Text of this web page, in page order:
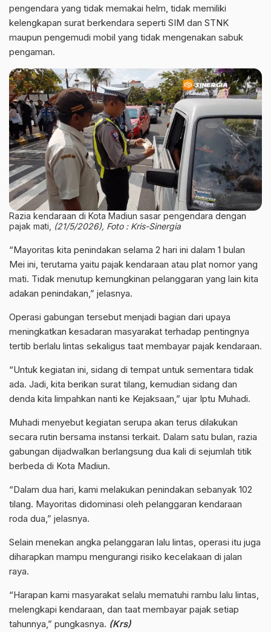
pengendara yang tidak memakai helm, tidak memiliki
kelengkapan surat berkendara seperti SIM dan STNK
maupun pengemudi mobil yang tidak mengenakan sabuk
pengaman.
Razia kendaraan di Kota Madiun sasar pengendara dengan
pajak mati,
(21/5/2026), Foto : Kris-Sinergia
“Mayoritas kita penindakan selama 2 hari ini dalam 1 bulan
Mei ini, terutama yaitu pajak kendaraan atau plat nomor yang
mati. Tidak menutup kemungkinan pelanggaran yang lain kita
adakan penindakan,” jelasnya.
Operasi gabungan tersebut menjadi bagian dari upaya
meningkatkan kesadaran masyarakat terhadap pentingnya
tertib berlalu lintas sekaligus taat membayar pajak kendaraan.
“Untuk kegiatan ini, sidang di tempat untuk sementara tidak
ada. Jadi, kita berikan surat tilang, kemudian sidang dan
denda kita limpahkan nanti ke Kejaksaan,” ujar Iptu Muhadi.
Muhadi menyebut kegiatan serupa akan terus dilakukan
secara rutin bersama instansi terkait. Dalam satu bulan, razia
gabungan dijadwalkan berlangsung dua kali di sejumlah titik
berbeda di Kota Madiun.
“Dalam dua hari, kami melakukan penindakan sebanyak 102
tilang. Mayoritas didominasi oleh pelanggaran kendaraan
roda dua,” jelasnya.
Selain menekan angka pelanggaran lalu lintas, operasi itu juga
diharapkan mampu mengurangi risiko kecelakaan di jalan
raya.
“Harapan kami masyarakat selalu mematuhi rambu lalu lintas,
melengkapi kendaraan, dan taat membayar pajak setiap
tahunnya,” pungkasnya. (Krs)